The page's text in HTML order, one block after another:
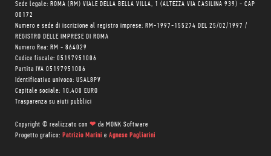
Sede legale: ROMA (RM) VIALE DELLA BELLA VILLA, 1 (ALTEZZA VIA CASILINA 939) - CAP
00172
Numero e sede di iscrizione al registro imprese: RM-1997-155274 DEL 25/02/1997 /
REGISTRO DELLE IMPRESE DI ROMA
Numero Rea: RM - 864029
Codice fiscale: 05197951006
Partita IVA 05197951006
Identificativo univoco: USAL8PV
Capitale sociale: 10.400 EURO
Trasparenza su aiuti pubblici
Copyright © realizzato con ❤ da MONK Software
Progetto grafico: Patrizio Marini e Agnese Pagliarini